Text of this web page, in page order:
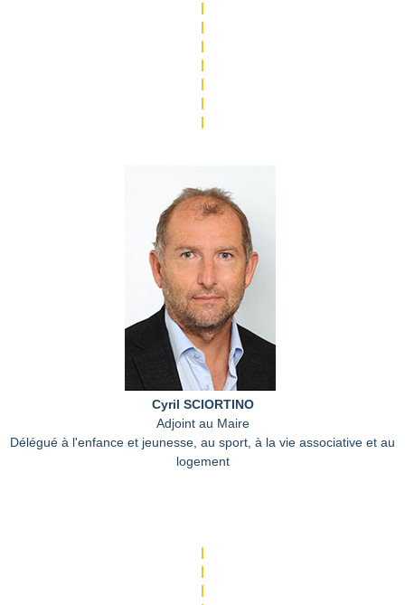
|
|
|
|
|
|
|
Cyril SCIORTINO
Adjoint au Maire
Délégué à l'enfance et jeunesse, au sport, à la vie associative et au
logement
|
|
|